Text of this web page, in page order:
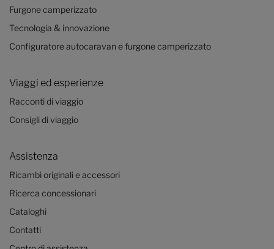
Furgone camperizzato
Tecnologia & innovazione
Configuratore autocaravan e furgone camperizzato
Viaggi ed esperienze
Racconti di viaggio
Consigli di viaggio
Assistenza
Ricambi originali e accessori
Ricerca concessionari
Cataloghi
Contatti